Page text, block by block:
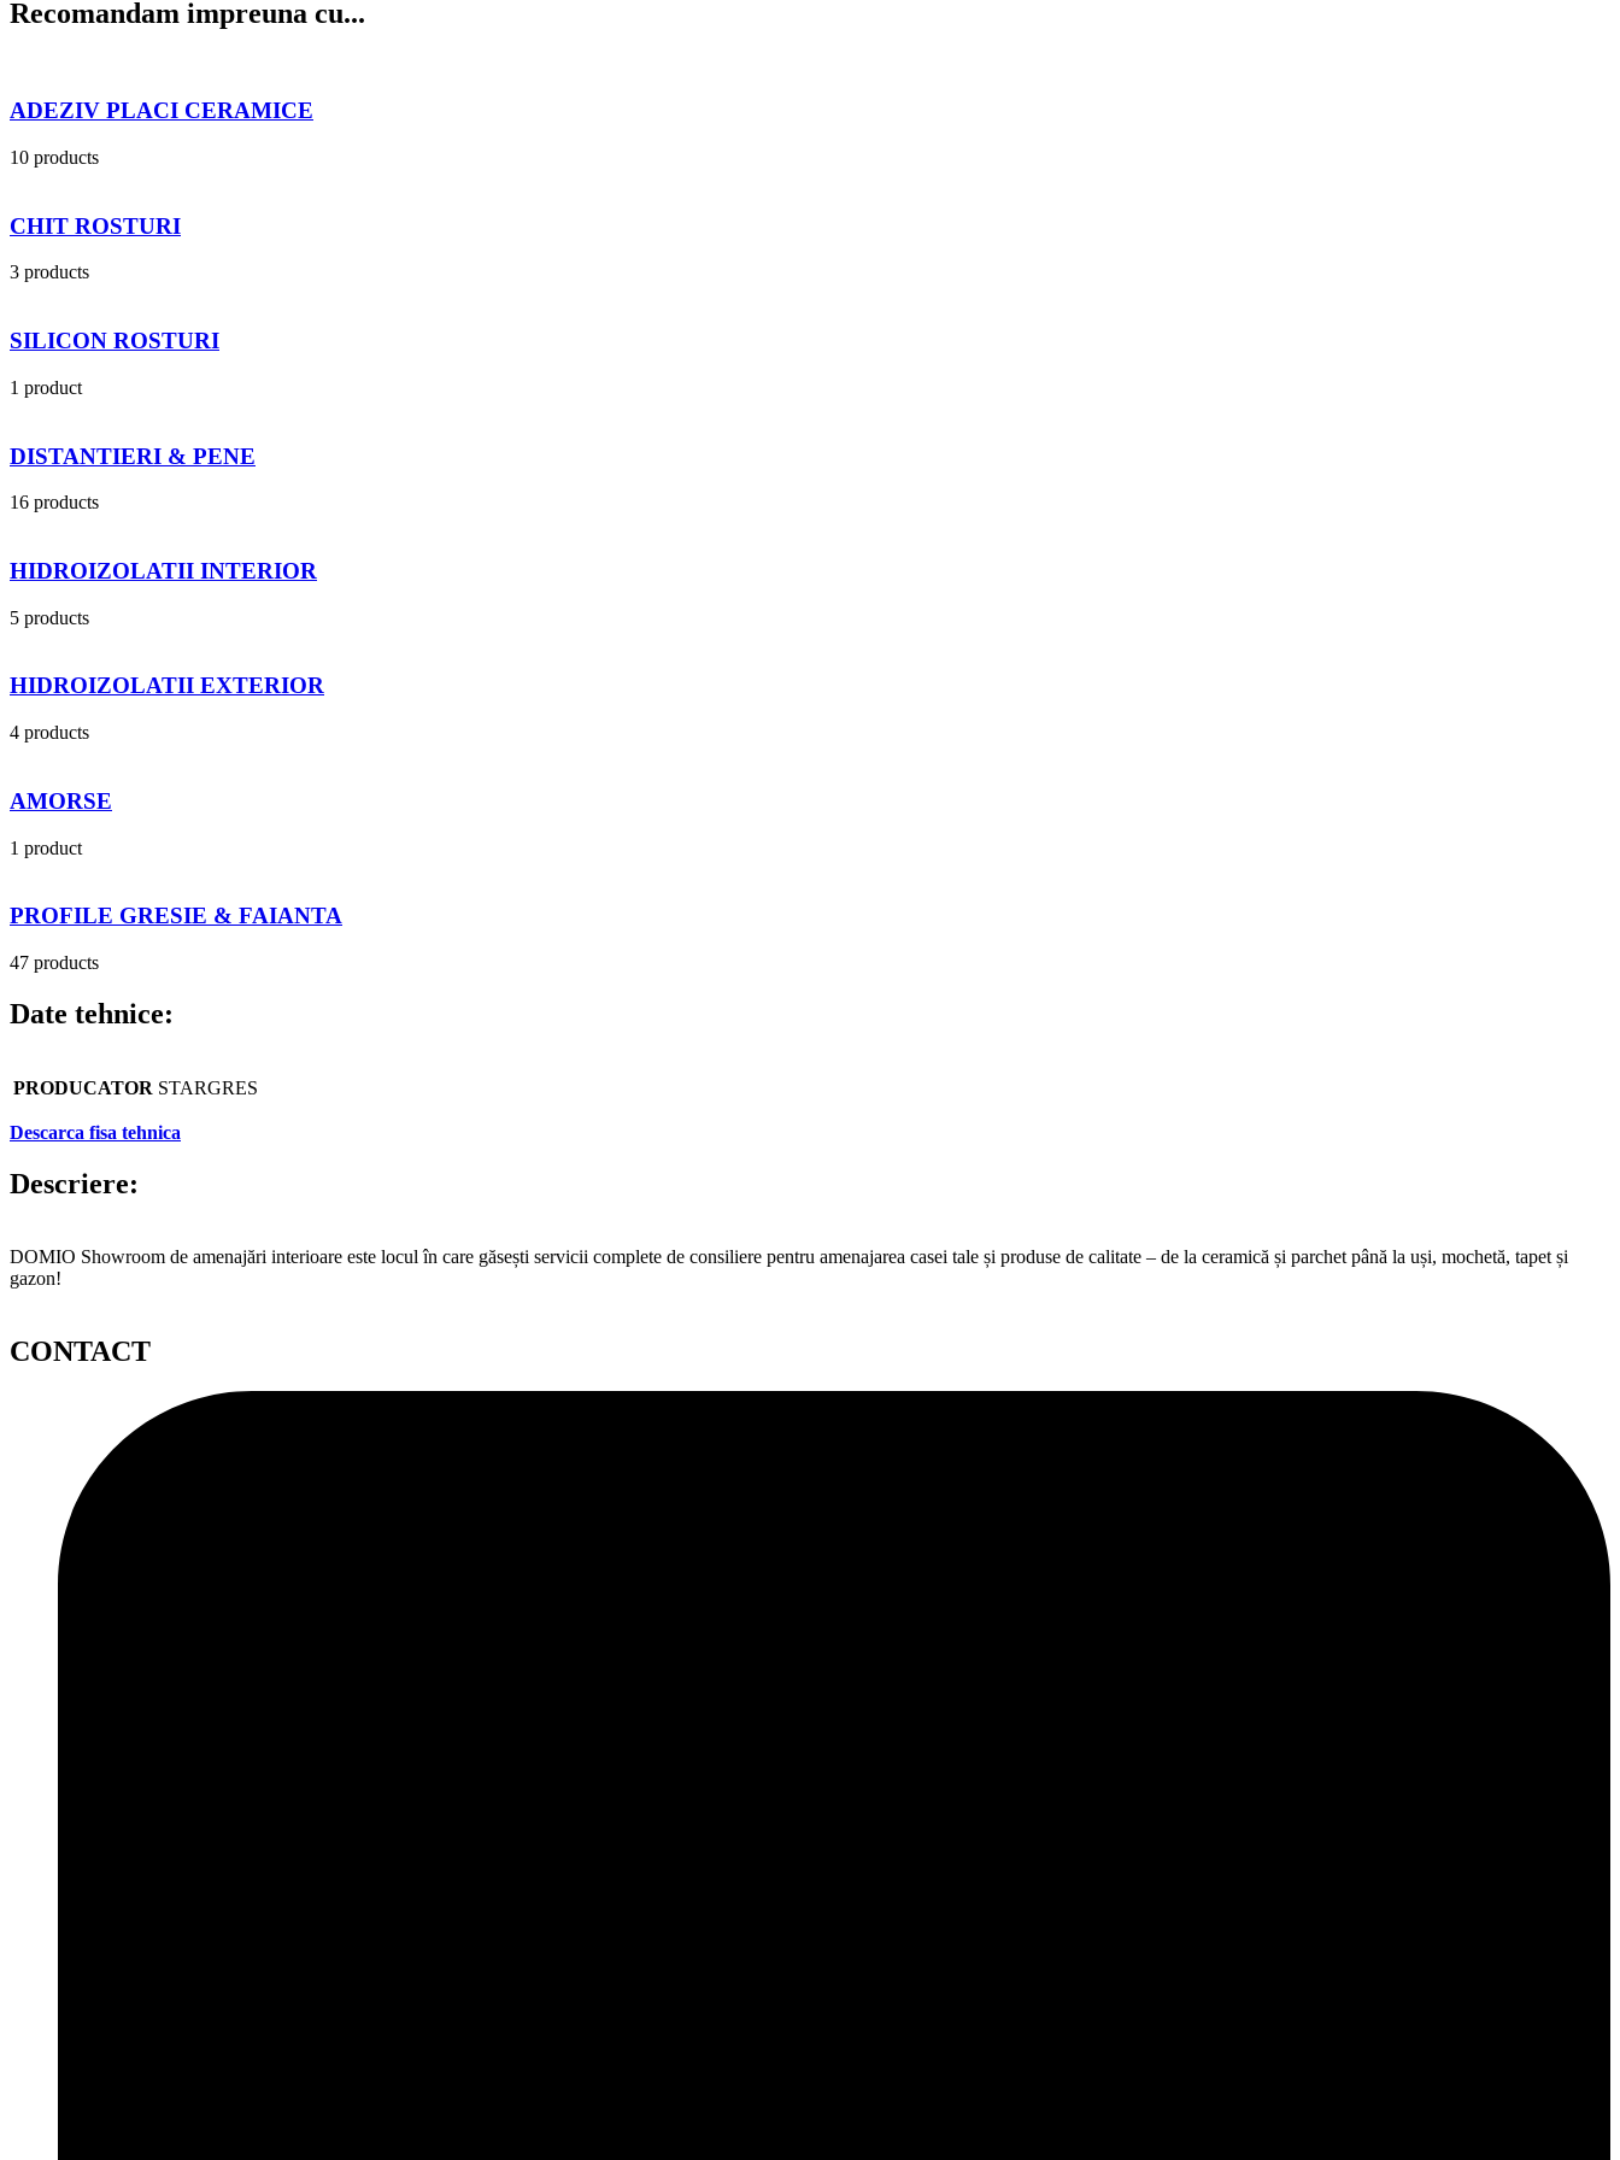
Recomandam impreuna cu...
ADEZIV PLACI CERAMICE
10 products
CHIT ROSTURI
3 products
SILICON ROSTURI
1 product
DISTANTIERI & PENE
16 products
HIDROIZOLATII INTERIOR
5 products
HIDROIZOLATII EXTERIOR
4 products
AMORSE
1 product
PROFILE GRESIE & FAIANTA
47 products
Date tehnice:
PRODUCATOR STARGRES
Descarca fisa tehnica
Descriere:
DOMIO Showroom de amenajări interioare este locul în care găsești servicii complete de consiliere pentru amenajarea casei tale și produse de calitate – de la ceramică și parchet până la uși, mochetă, tapet și
gazon!
CONTACT